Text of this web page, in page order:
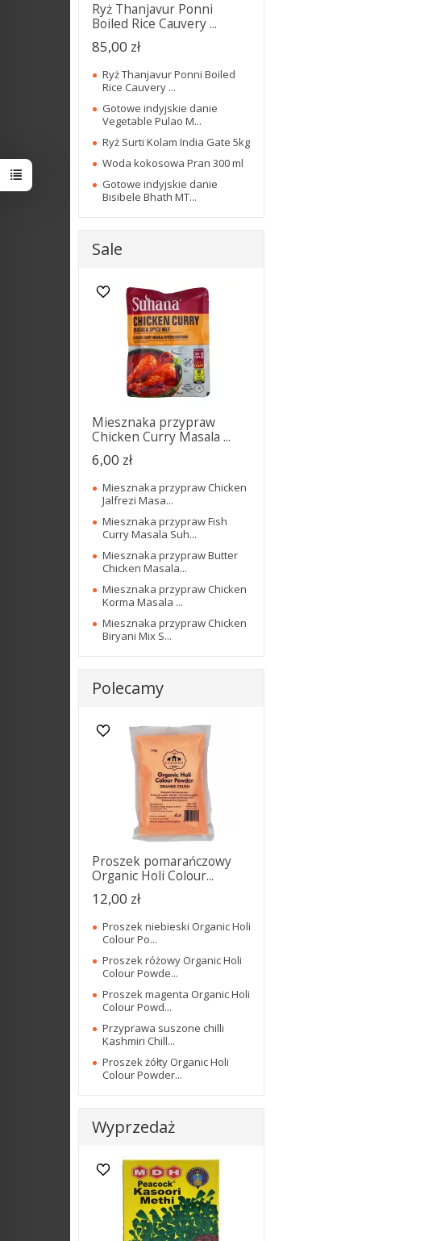
Ryż Thanjavur Ponni
Boiled Rice Cauvery ...
85,00 zł
Ryż Thanjavur Ponni Boiled
Rice Cauvery ...
Gotowe indyjskie danie
Vegetable Pulao M...
Ryż Surti Kolam India Gate 5kg
Woda kokosowa Pran 300 ml
Gotowe indyjskie danie
Bisibele Bhath MT...
Sale
Miesznaka przypraw
Chicken Curry Masala ...
6,00 zł
Miesznaka przypraw Chicken
Jalfrezi Masa...
Miesznaka przypraw Fish
Curry Masala Suh...
Miesznaka przypraw Butter
Chicken Masala...
Miesznaka przypraw Chicken
Korma Masala ...
Miesznaka przypraw Chicken
Biryani Mix S...
Polecamy
Proszek pomarańczowy
Organic Holi Colour...
12,00 zł
Proszek niebieski Organic Holi
Colour Po...
Proszek różowy Organic Holi
Colour Powde...
Proszek magenta Organic Holi
Colour Powd...
Przyprawa suszone chilli
Kashmiri Chill...
Proszek żółty Organic Holi
Colour Powder...
Wyprzedaż